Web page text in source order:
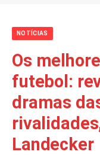
NOTÍCIAS
Os
futebol:
dramas
Landecker